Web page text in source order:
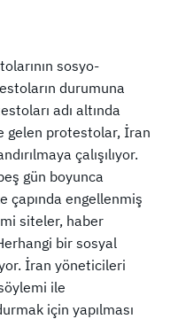
sosyo-
durumuna
adı altında
gelen protestolar, İran
çalışılıyor.
gün boyunca
çapında engellenmiş
siteler, haber
bir sosyal
İran yöneticileri
ile
için yapılması